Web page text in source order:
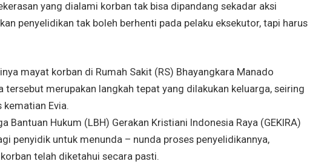
yang dialami korban tak bisa dipandang sekadar aksi
penyelidikan tak boleh berhenti pada pelaku eksekutor, tapi harus
mayat korban di Rumah Sakit (RS) Bhayangkara Manado
tersebut merupakan langkah tepat yang dilakukan keluarga, seiring
Evia.
Bantuan Hukum (LBH) Gerakan Kristiani Indonesia Raya (GEKIRA)
penyidik untuk menunda – nunda proses penyelidikannya,
telah diketahui secara pasti.